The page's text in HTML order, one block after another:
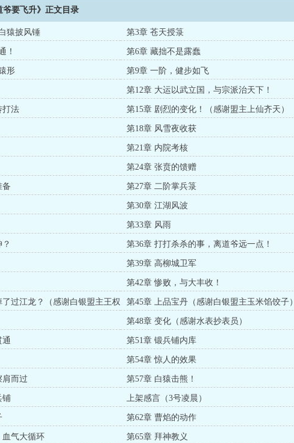
爷要飞升》正文目录
猿披风锤 第3章 苍天授箓
！ 第6章 藏拙不是露蠢
形 第9章 一阶，健步如飞
第12章 大运以武立国，与宗派治天下！
打法 第15章 剧烈的变化！（感谢盟主上仙齐天）
第18章 风雪夜收获
第21章 内院考核
第24章 张贲的馈赠
备 第27章 二阶掌兵箓
第30章 江湖风波
第33章 风雨
第36章 打打杀杀的事，离道爷远一点！
第39章 高柳城卫军
第42章 惨败，与大丰收！
过江龙？（感谢白银盟主王权
第45章 上品宝丹（感谢白银盟主玉米馅饺子）
第48章 变化（感谢水表抄表员）
通 第51章 锻兵铺内库
第54章 惊人的效果
肩而过 第57章 白猿击熊！
铺 上架感言（3号凌晨）
第62章 曹焰的动作
血气大循环 第65章 拜神教义